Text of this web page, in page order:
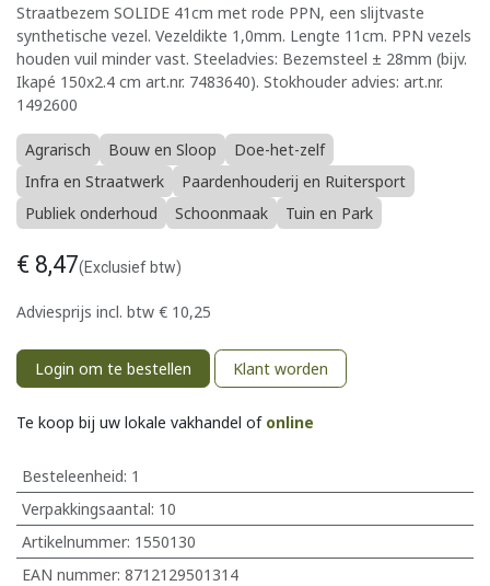
Straatbezem SOLIDE 41cm met rode PPN, een slijtvaste
synthetische vezel. Vezeldikte 1,0mm. Lengte 11cm. PPN vezels
houden vuil minder vast. Steeladvies: Bezemsteel ± 28mm (bijv.
Ikapé 150x2.4 cm art.nr. 7483640). Stokhouder advies: art.nr.
1492600
Agrarisch Bouw en Sloop
Doe-het-zelf
Infra en Straatwerk
Paardenhouderij en Ruitersport
Publiek onderhoud
Schoonmaak Tuin en Park
€ 8,47(Exclusief btw)
Adviesprijs incl. btw € 10,25
Login om te bestellen Klant worden
Te koop bij uw lokale vakhandel of online
Besteleenheid: 1
Verpakkingsaantal: 10
Artikelnummer: 1550130
EAN nummer: 8712129501314